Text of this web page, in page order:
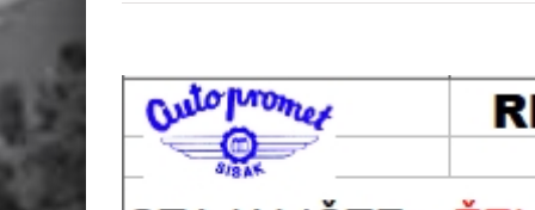
View
Larger
Image